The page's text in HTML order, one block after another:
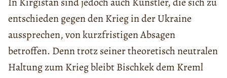
entschieden gegen den Krieg in der Ukraine
aussprechen, von kurzfristigen Absagen
betroffen. Denn trotz seiner theoretisch neutralen
Haltung zum Krieg bleibt Bischkek dem Kreml